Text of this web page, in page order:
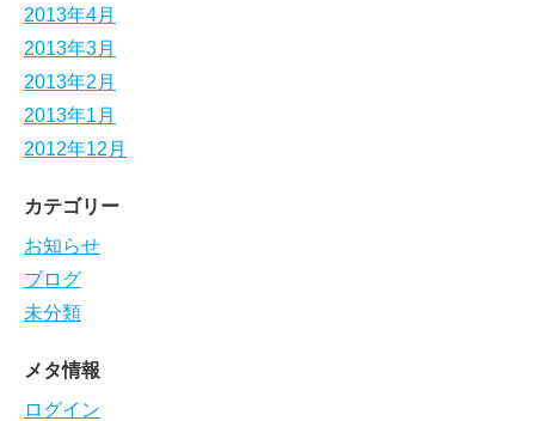
2013年4月
2013年3月
2013年2月
2013年1月
2012年12月
カテゴリー
お知らせ
ブログ
未分類
メタ情報
ログイン